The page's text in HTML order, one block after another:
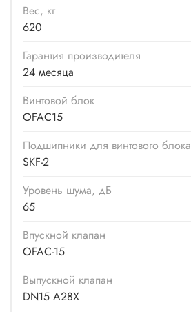
Вес, кг
620
Гарантия производителя
24 месяца
Винтовой блок
OFAC15
Подшипники для винтового блока
SKF-2
Уровень шума, дБ
65
Впускной клапан
OFAC-15
Выпускной клапан
DN15 A28X